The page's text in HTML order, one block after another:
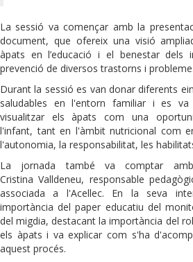
La sessió va començar amb la
document, que ofereix una visió
àpats en l’educació i el benestar
prevenció de diversos trastorns i
Durant la sessió es van donar diferents
saludables en l'entorn familiar i es
visualitzar els àpats com una
l'infant, tant en l'àmbit nutricional com
l'autonomia, la responsabilitat, les
La jornada també va comptar
Cristina Valldeneu, responsable
associada a l'Acellec. En la seva
importància del paper educatiu del
del migdia, destacant la importància del
els àpats i va explicar com s'ha
aquest procés.